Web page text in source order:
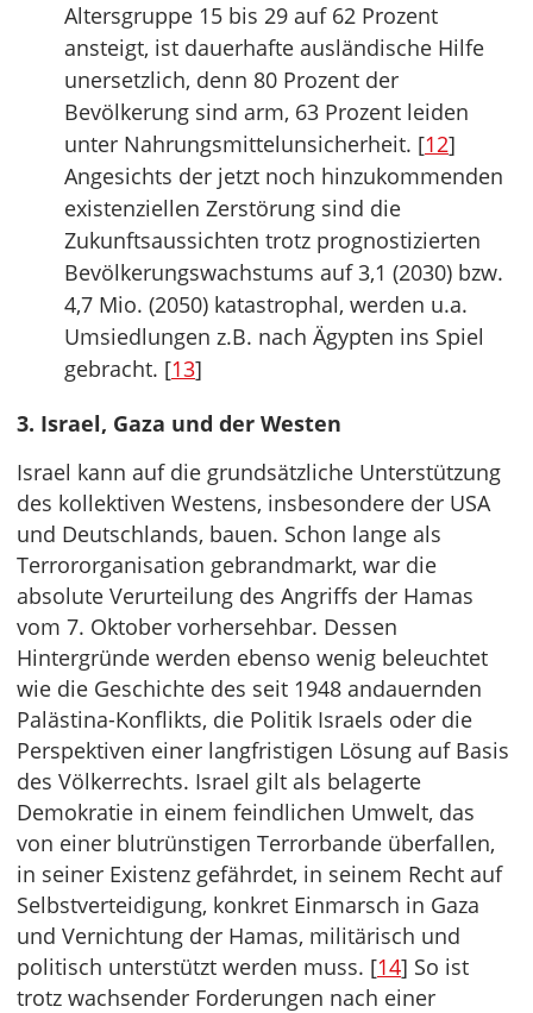
Altersgruppe 15 bis 29 auf 62 Prozent
ansteigt, ist dauerhafte ausländische Hilfe
unersetzlich, denn 80 Prozent der
Bevölkerung sind arm, 63 Prozent leiden
unter Nahrungsmittelunsicherheit. [12]
Angesichts der jetzt noch hinzukommenden
existenziellen Zerstörung sind die
Zukunftsaussichten trotz prognostizierten
Bevölkerungswachstums auf 3,1 (2030) bzw.
4,7 Mio. (2050) katastrophal, werden u.a.
Umsiedlungen z.B. nach Ägypten ins Spiel
gebracht. [13]
3. Israel, Gaza und der Westen
Israel kann auf die grundsätzliche Unterstützung
des kollektiven Westens, insbesondere der USA
und Deutschlands, bauen. Schon lange als
Terrororganisation gebrandmarkt, war die
absolute Verurteilung des Angriffs der Hamas
vom 7. Oktober vorhersehbar. Dessen
Hintergründe werden ebenso wenig beleuchtet
wie die Geschichte des seit 1948 andauernden
Palästina-Konflikts, die Politik Israels oder die
Perspektiven einer langfristigen Lösung auf Basis
des Völkerrechts. Israel gilt als belagerte
Demokratie in einem feindlichen Umwelt, das
von einer blutrünstigen Terrorbande überfallen,
in seiner Existenz gefährdet, in seinem Recht auf
Selbstverteidigung, konkret Einmarsch in Gaza
und Vernichtung der Hamas, militärisch und
politisch unterstützt werden muss. [14] So ist
trotz wachsender Forderungen nach einer